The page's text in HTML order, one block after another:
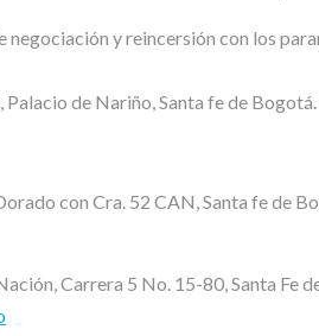
y reincersión con los
de Nariño, Santa fe de
con Cra. 52 CAN, Santa fe de
Carrera 5 No. 15-80, Santa Fe